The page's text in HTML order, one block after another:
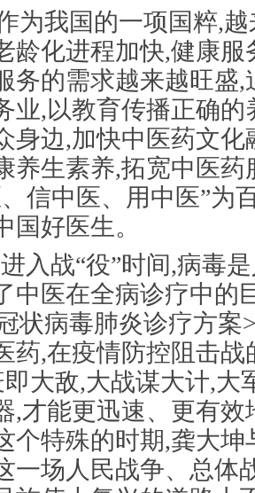
为我国的一项国粹,
龄化进程加快,健康
务的需求越来越旺盛
业,以教育传播正确的
身边,加快中医药文化
养生素养,拓宽中医
信中医、用中医”为
国好医生。
入战“役”时间,病毒
中医在全病诊疗中的
状病毒肺炎诊疗方案
药,在疫情防控阻击
大敌,大战谋大计,大
,才能更迅速、更有
个特殊的时期,龚大
一场人民战争、总体